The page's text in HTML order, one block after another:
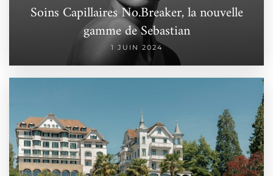
Soins Capillaires No.Breaker, la nouvelle
gamme de Sebastian
1 JUIN 2024